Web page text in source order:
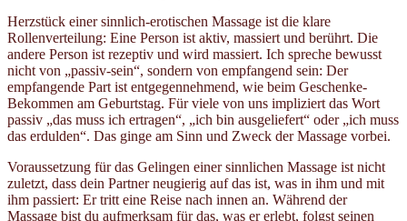
Herzstück einer sinnlich-erotischen Massage ist die klare
Rollenverteilung: Eine Person ist aktiv, massiert und berührt. Die
andere Person ist rezeptiv und wird massiert. Ich spreche bewusst
nicht von „passiv-sein“, sondern von empfangend sein: Der
empfangende Part ist entgegennehmend, wie beim Geschenke-
Bekommen am Geburtstag. Für viele von uns impliziert das Wort
passiv „das muss ich ertragen“, „ich bin ausgeliefert“ oder „ich muss
das erdulden“. Das ginge am Sinn und Zweck der Massage vorbei.
Voraussetzung für das Gelingen einer sinnlichen Massage ist nicht
zuletzt, dass dein Partner neugierig auf das ist, was in ihm und mit
ihm passiert: Er tritt eine Reise nach innen an. Während der
Massage bist du aufmerksam für das, was er erlebt, folgst seinen